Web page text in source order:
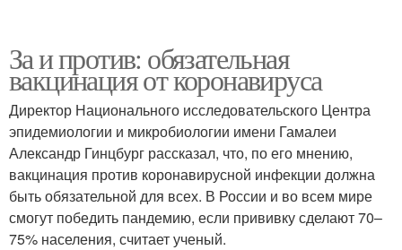
За и против: обязательная
вакцинация от коронавируса
Директор Национального исследовательского Центра
эпидемиологии и микробиологии имени Гамалеи
Александр Гинцбург рассказал, что, по его мнению,
вакцинация против коронавирусной инфекции должна
быть обязательной для всех. В России и во всем мире
смогут победить пандемию, если прививку сделают 70–
75% населения, считает ученый.